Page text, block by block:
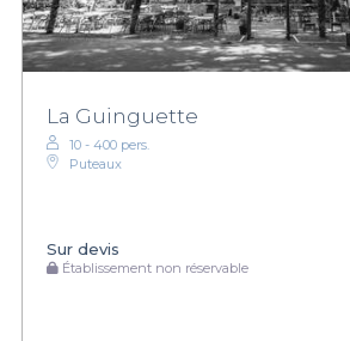
La Guinguette
10 - 400 pers.
Puteaux
Sur devis
Établissement non réservable